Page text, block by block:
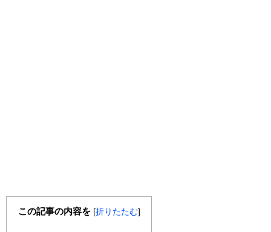
この記事の内容を [折りたたむ]